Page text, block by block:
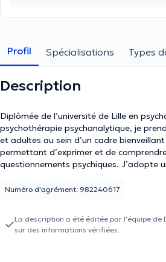
Profil Spécialisations Types
Description
Diplômée de l’université de Lille en
psychothérapie psychanalytique, je prends en charge adolescents
et adultes au sein d’un cadre
permettant d’exprimer et de
questionnements psychiques. J’adopte
de vos capacités émotionnelles ainsi
en apportant apaisement et soutien
Psychothérapie adolescents et adultes -
Numéro d'agrément: 982240617
La description a été éditée par l'équipe de
sur des informations vérifiées.